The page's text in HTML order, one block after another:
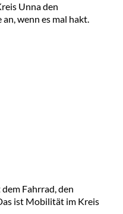
Unna den
wenn es mal hakt.
Fahrrad, den
ist Mobilität im Kreis